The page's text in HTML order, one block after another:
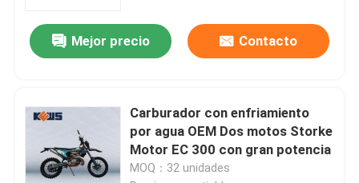
Mejor precio Contacto
Carburador con enfriamiento
por agua OEM Dos motos Storke
Motor EC 300 con gran potencia
MOQ：32 unidades